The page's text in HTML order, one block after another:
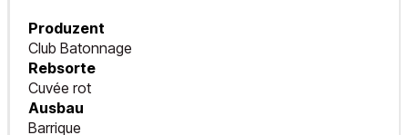
Produzent
Club Batonnage
Rebsorte
Cuvée rot
Ausbau
Barrique